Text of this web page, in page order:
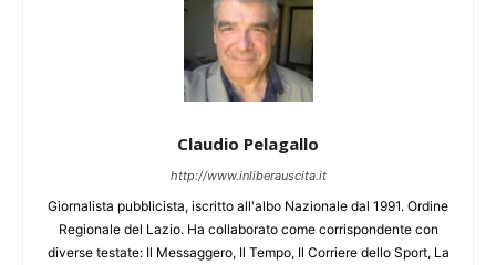
Claudio Pelagallo
http://www.inliberauscita.it
Giornalista pubblicista, iscritto all'albo Nazionale dal 1991. Ordine
Regionale del Lazio. Ha collaborato come corrispondente con
diverse testate: Il Messaggero, Il Tempo, Il Corriere dello Sport, La